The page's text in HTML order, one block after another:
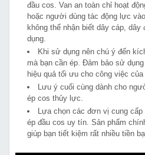
đầu cos. Van an toàn chỉ hoạt
hoặc người dùng tác động lực
không thể nhận biết dây cáp,
dụng.
Khi sử dụng nên chú ý đến
mà bạn cần ép. Đảm bảo sử
hiệu quả tối ưu cho công việc của
Lưu ý cuối cùng dành cho
ép cos thủy lực.
Lựa chọn các đơn vị cung
ép đầu cos uy tín. Sản phẩm
giúp bạn tiết kiệm rất nhiều tiền